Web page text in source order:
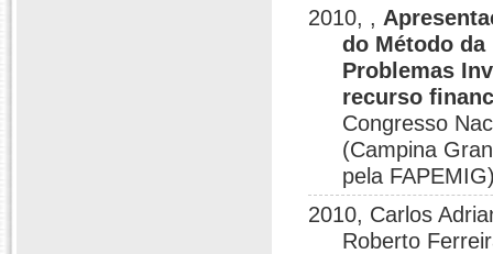
2010, ,
do Método da
Problemas
recurso
Congresso
(Campina
pela
2010, Carlos
Roberto